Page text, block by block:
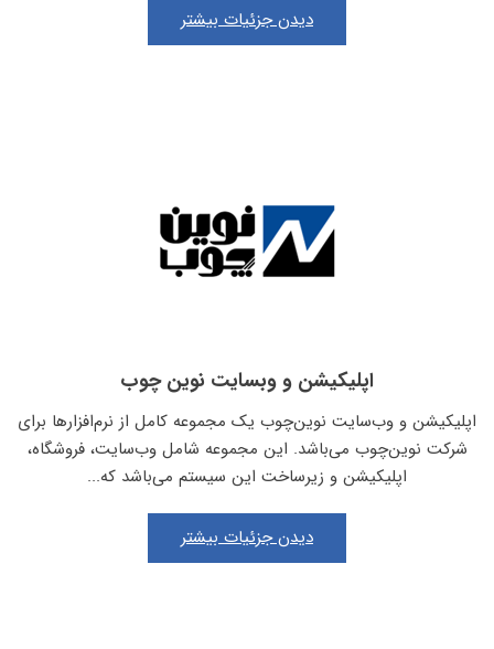
دیدن جزئیات بیشتر
اپلیکیشن و وبسایت نوین چوب
اپلیکیشن و وب‌سایت نوین‌چوب یک مجموعه کامل از نرم‌افزارها برای
شرکت نوین‌چوب می‌باشد. این مجموعه شامل وب‌سایت، فروشگاه،
اپلیکیشن و زیرساخت این سیستم می‌باشد که...
دیدن جزئیات بیشتر